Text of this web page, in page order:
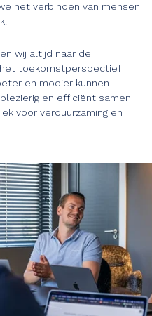
het verbinden van mensen
wij altijd naar de
toekomstperspectief
en mooier kunnen
en efficiënt samen
voor verduurzaming en